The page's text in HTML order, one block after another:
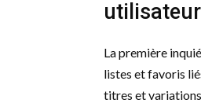
La première
listes et favoris
titres et